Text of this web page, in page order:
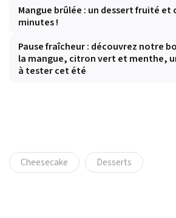
Mangue brûlée : un dessert fruité et
minutes !
Pause fraîcheur : découvrez notre
la mangue, citron vert et menthe,
à tester cet été
Cheesecake Desserts